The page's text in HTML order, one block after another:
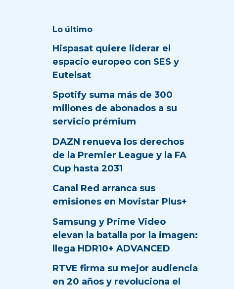
Lo último
Hispasat quiere liderar el
espacio europeo con SES y
Eutelsat
Spotify suma más de 300
millones de abonados a su
servicio prémium
DAZN renueva los derechos
de la Premier League y la FA
Cup hasta 2031
Canal Red arranca sus
emisiones en Movistar Plus+
Samsung y Prime Video
elevan la batalla por la imagen:
llega HDR10+ ADVANCED
RTVE firma su mejor audiencia
en 20 años y revoluciona el